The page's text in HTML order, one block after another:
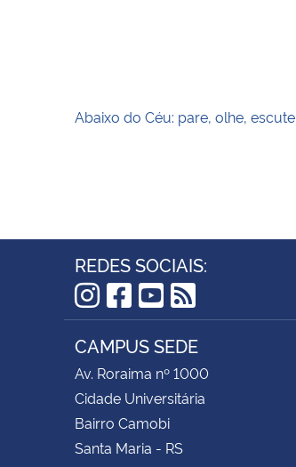
Abaixo do Céu: pare, olhe, escute
REDES SOCIAIS:
Instagram
Facebook
YouTube
RSS
CAMPUS SEDE
Av. Roraima nº 1000
Cidade Universitária
Bairro Camobi
Santa Maria - RS